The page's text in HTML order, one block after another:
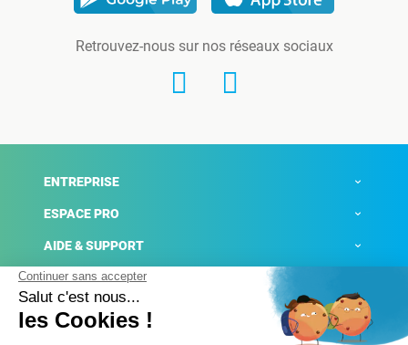
Retrouvez-nous sur nos réseaux sociaux
ENTREPRISE
ESPACE PRO
AIDE & SUPPORT
ACTUALITÉS